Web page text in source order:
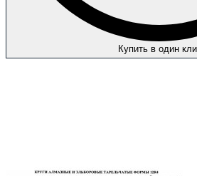
Купить в один